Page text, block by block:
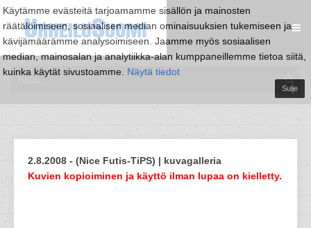
Käytämme evästeitä tarjoamamme sisällön ja mainosten
räätälöimiseen, sosiaalisen median ominaisuuksien tukemiseen ja
kävijämäärämme analysoimiseen. Jaamme myös sosiaalisen
median, mainosalan ja analytiikka-alan kumppaneillemme tietoa siitä,
kuinka käytät sivustoamme. Näytä tiedot
Sulje
2.8.2008 - (Nice Futis-TiPS) | kuvagalleria
Kuvien kopioiminen ja käyttö ilman lupaa on kielletty.